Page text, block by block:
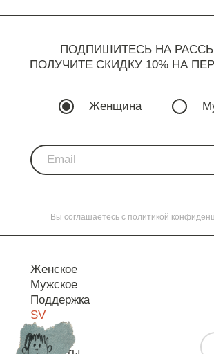
ПОДПИШИТЕСЬ НА
ПОЛУЧИТЕ СКИДКУ 10% НА
Женщина
Вы соглашаетесь с политикой
Женское
Мужское
Поддержка
SV